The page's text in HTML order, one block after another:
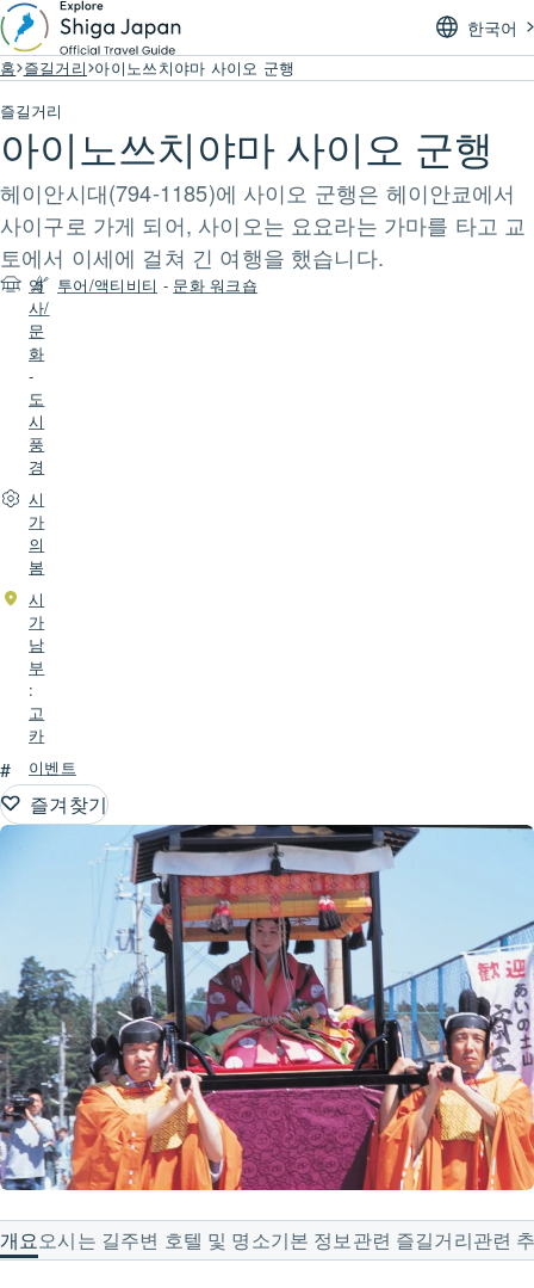
한국어
홈 즐길거리 아이노쓰치야마 사이오 군행
즐길거리
아이노쓰치야마 사이오 군행
헤이안시대(794-1185)에 사이오 군행은 헤이안쿄에서
사이구로 가게 되어, 사이오는 요요라는 가마를 타고 교
토에서 이세에 걸쳐 긴 여행을 했습니다.
역
사/
문
화
-
도
시
풍
경
투어/액티비티 - 문화 워크숍
시
가
의
봄
시
가
남
부
:
고
카
# 이벤트
즐겨찾기
개요오시는 길주변 호텔 및 명소기본 정보 관련 즐길거리관련